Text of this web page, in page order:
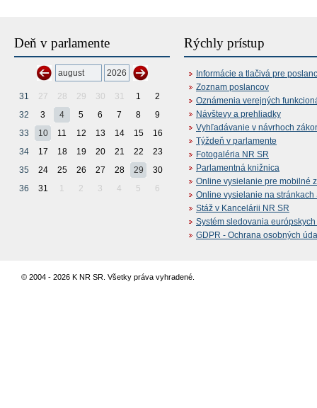
Deň v parlamente
31 27 28 29 30 31 1
2
32
3 4 5 6 7 8
9
33
10 11 12 13 14 15
16
34
17 18 19 20 21 22
23
35
24 25 26 27 28 29
30
36
31 1 2 3 4 5 6
Rýchly prístup
Informácie a tlačivá pre
Zoznam poslancov
Oznámenia verejných
Návštevy a prehliadky
Vyhľadávanie v návrhoch
Týždeň v parlamente
Fotogaléria NR SR
Parlamentná knižnica
Online vysielanie pre mobilné
Online vysielanie na stránkach
Stáž v Kancelárii NR SR
Systém sledovania
GDPR - Ochrana osobných
© 2004 - 2026 K NR SR. Všetky práva vyhradené.